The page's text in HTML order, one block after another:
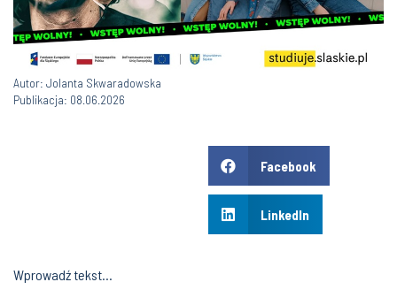
Autor: Jolanta Skwaradowska
Publikacja: 08.06.2026
Facebook
LinkedIn
Wprowadź tekst...